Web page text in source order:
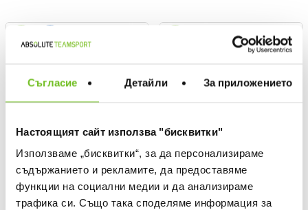
Съгласие Детайли За приложението
Настоящият сайт използва "бисквитки"
Използваме „бисквитки“, за да персонализираме
съдържанието и рекламите, да предоставяме
функции на социални медии и да анализираме
трафика си. Също така споделяме информация за
ONLINE